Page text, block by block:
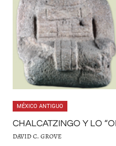
MÉXICO ANTIGUO
CHALCATZINGO Y LO
DAVID C. GROVE